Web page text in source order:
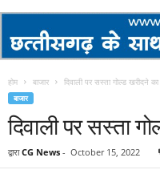
होम बाजार दिवाली पर सस्ता गोल्ड खरीदने
बाजार
दिवाली पर सस्ता
द्वारा CG News - October 15, 2022